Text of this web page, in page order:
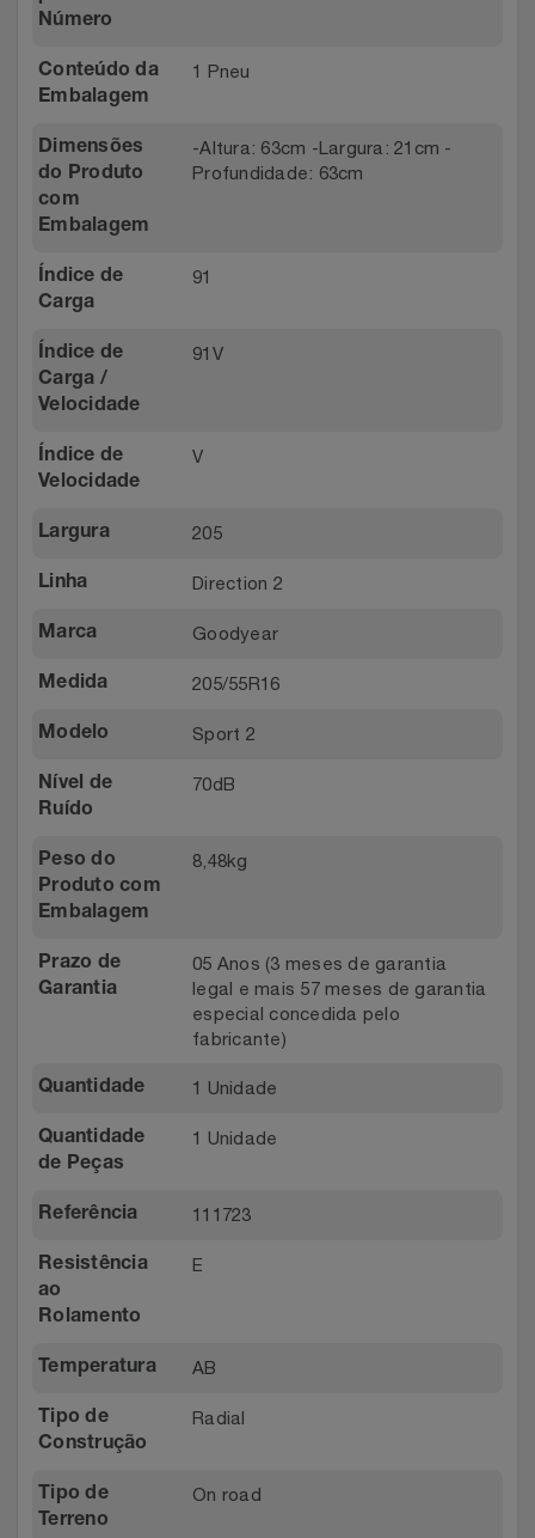
Número
Conteúdo da
Embalagem
1 Pneu
Dimensões
do Produto
com
Embalagem
-Altura: 63cm -Largura: 21cm -
Profundidade: 63cm
Índice de
Carga
91
Índice de
Carga /
Velocidade
91V
Índice de
Velocidade
V
Largura 205
Linha Direction 2
Marca Goodyear
Medida 205/55R16
Modelo Sport 2
Nível de
Ruído
70dB
Peso do
Produto com
Embalagem
8,48kg
Prazo de
Garantia
05 Anos (3 meses de garantia
legal e mais 57 meses de garantia
especial concedida pelo
fabricante)
Quantidade 1 Unidade
Quantidade
de Peças
1 Unidade
Referência 111723
Resistência
ao
Rolamento
E
Temperatura AB
Tipo de
Construção
Radial
Tipo de
Terreno
On road